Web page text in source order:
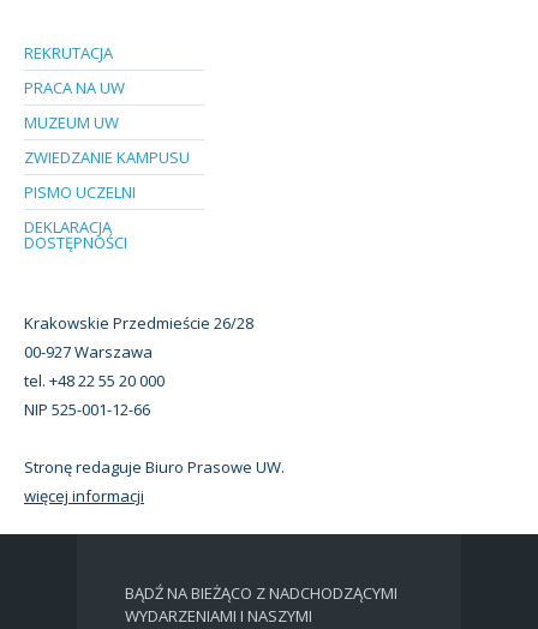
REKRUTACJA
PRACA NA UW
MUZEUM UW
ZWIEDZANIE KAMPUSU
PISMO UCZELNI
DEKLARACJA
DOSTĘPNOŚCI
Krakowskie Przedmieście 26/28
00-927 Warszawa
tel. +48 22 55 20 000
NIP 525-001-12-66
Stronę redaguje Biuro Prasowe UW.
więcej informacji
BĄDŹ NA BIEŻĄCO Z NADCHODZĄCYMI
WYDARZENIAMI I NASZYMI